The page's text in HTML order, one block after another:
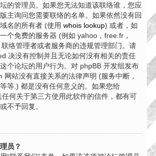
的管理员。如果您无法知道该联络谁，您应
主询问您需要联络的名单。如果依然没有回
名的所有者 (使用 whois lookup) 或者，如
个免费的服务器 (例如 yahoo，free.fr，
络管理者或者服务商的违规管理部门。请
决没有控制并且无论如何没有相关的责任
个论坛的用户行为。对 phpBB 开发组发布
网站没有直接关系的法律声明 (服务中断，
等.) 都是没有任何意义的。如果您给
何关于第三方使用此软件的信件，都有可
不予回复。
员？